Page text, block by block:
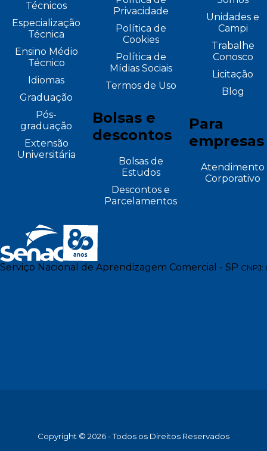
Técnicos
Especialização
Técnica
Ensino Médio
Técnico
Idiomas
Graduação
Pós-
graduação
Extensão
Universitária
Privacidade
Política de
Cookies
Política de
Mídias Sociais
Termos de Uso
Bolsas e
descontos
Bolsas de
Estudos
Descontos e
Parcelamentos
Unidades e
Campi
Trabalhe
Conosco
Licitação
Blog
Para
empresas
Atendimento
Corporativo
Serviço Nacional de Aprendizagem Comercial - SP
Copyright © 2026 - Todos os Direitos Reservados